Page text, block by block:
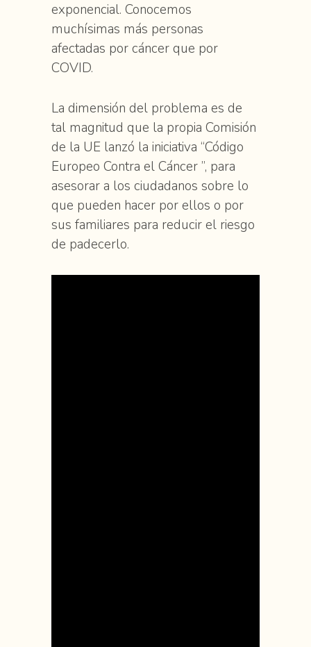
exponencial. Conocemos
muchísimas más personas
afectadas por cáncer que por
COVID.
La dimensión del problema es de
tal magnitud que la propia Comisión
de la UE lanzó la iniciativa “Código
Europeo Contra el Cáncer ”, para
asesorar a los ciudadanos sobre lo
que pueden hacer por ellos o por
sus familiares para reducir el riesgo
de padecerlo.